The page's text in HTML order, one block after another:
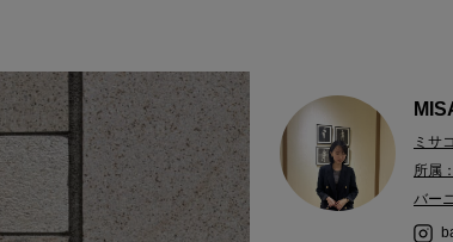
ミサコ
所属
バー